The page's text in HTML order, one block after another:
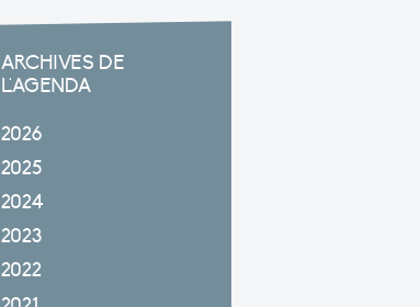
ARCHIVES DE
L'AGENDA
2026
2025
2024
2023
2022